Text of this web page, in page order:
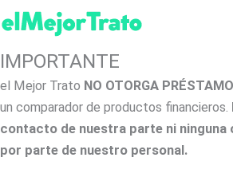
IMPORTANTE
el Mejor Trato NO OTORGA
un comparador de productos financieros.
contacto de nuestra parte ni
por parte de nuestro personal.